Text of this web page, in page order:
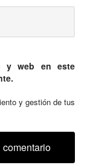
y web en este
y gestión de tus